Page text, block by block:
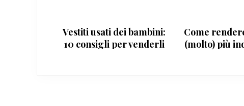
Vestiti usati dei bambini:
10 consigli per venderli
Come
(molto) più